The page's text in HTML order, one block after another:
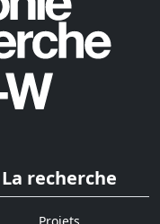
La recherche